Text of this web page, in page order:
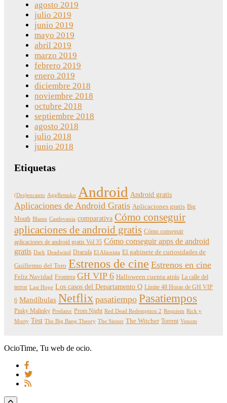
agosto 2019
julio 2019
junio 2019
mayo 2019
abril 2019
marzo 2019
febrero 2019
enero 2019
diciembre 2018
noviembre 2018
octubre 2018
septiembre 2018
agosto 2018
julio 2018
junio 2018
Etiquetas
(Des)encanto AggRetsuko Android Android gratis
Aplicaciones de Android Gratis Aplicaciones gratis Big
Mouth Blame Castlevania comparativa Cómo conseguir
aplicaciones de android gratis Cómo conseguir
aplicaciones de android gratis Vol 35 Cómo conseguir apps de android
gratis Dark Deadwind Dracula El Alienista El gabinete de curiosidades de
Guillermo del Toro Estrenos de cine Estrenos en cine
Feliz Navidad Frontera GH VIP 6 Halloween cuenta atrás La calle del
terror Last Hope Los casos del Departamento Q Límite 48 Horas de GH VIP
6 Mandíbulas Netflix pasatiempo Pasatiempos
Pinky Malinky Predator Prom Night Red Dead Redemption 2 Requiem Rick y
Morty Test The Big Bang Theory The Sinner The Witcher Torrent Venom
OcioTime, Tu web de ocio.